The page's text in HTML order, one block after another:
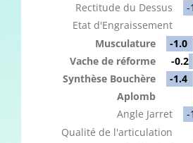
Rectitude du Dessus
-
Etat d'Engraissement
Musculature
-1.0
Vache de réforme
-0.2
Synthèse Bouchère
-1.4
Aplomb
Angle Jarret
-
Qualité de l'articulation